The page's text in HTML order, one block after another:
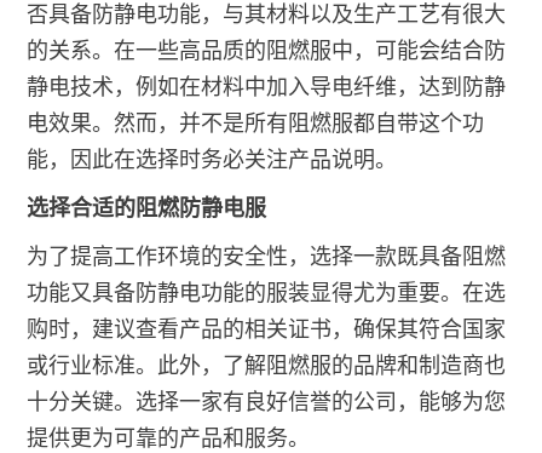
否具备防静电功能，与其材料以及生产工艺有很大
的关系。在一些高品质的阻燃服中，可能会结合防
静电技术，例如在材料中加入导电纤维，达到防静
电效果。然而，并不是所有阻燃服都自带这个功
能，因此在选择时务必关注产品说明。
选择合适的阻燃防静电服
为了提高工作环境的安全性，选择一款既具备阻燃
功能又具备防静电功能的服装显得尤为重要。在选
购时，建议查看产品的相关证书，确保其符合国家
或行业标准。此外，了解阻燃服的品牌和制造商也
十分关键。选择一家有良好信誉的公司，能够为您
提供更为可靠的产品和服务。